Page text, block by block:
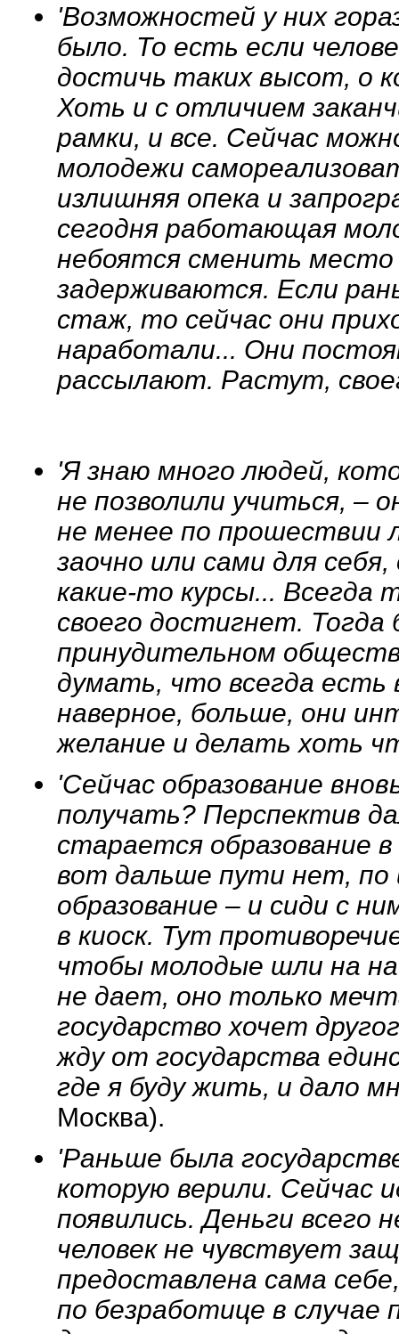
'Возможностей у них
было. То есть если
достичь таких высот, о
Хоть и с отличием
рамки, и все. Сейчас
молодежи
излишняя опека и
сегодня работающая
небоятся сменить
задерживаются. Если
стаж, то сейчас они
наработали... Они
рассылают. Растут,
'Я знаю много людей,
не позволили учиться, –
не менее по
заочно или сами для
какие-то курсы...
своего достигнет.
принудительном
думать, что всегда есть
наверное, больше, они
желание и делать хоть
'Сейчас образование
получать? Перспектив
старается образование
вот дальше пути нет,
образование – и сиди с
в киоск. Тут
чтобы молодые шли на
не дает, оно только
государство хочет
жду от государства
где я буду жить, и дало
Москва).
'Раньше была
которую верили. Сейчас
появились. Деньги всего
человек не чувствует
предоставлена сама
по безработице в